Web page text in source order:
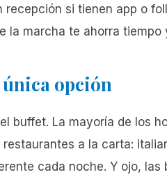
recepción si tienen app o
la marcha te ahorra tiempo
única opción
buffet. La mayoría de los
a la carta:
cada noche. Y ojo, las